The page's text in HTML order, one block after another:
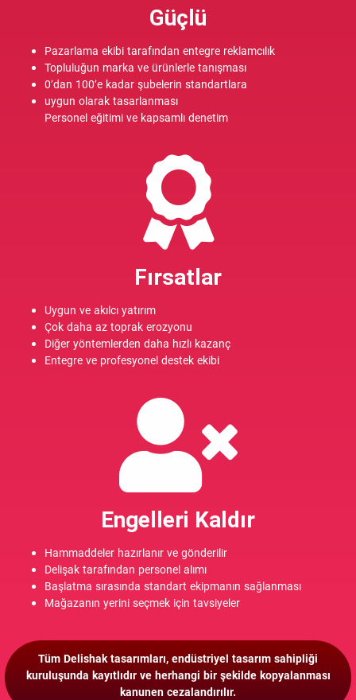
Güçlü
Pazarlama ekibi tarafından entegre reklamcılık
Topluluğun marka ve ürünlerle tanışması
0’dan 100’e kadar şubelerin standartlara
uygun olarak tasarlanması
Personel eğitimi ve kapsamlı denetim
Fırsatlar
Uygun ve akılcı yatırım
Çok daha az toprak erozyonu
Diğer yöntemlerden daha hızlı kazanç
Entegre ve profesyonel destek ekibi
Engelleri Kaldır
Hammaddeler hazırlanır ve gönderilir
Delişak tarafından personel alımı
Başlatma sırasında standart ekipmanın sağlanması
Mağazanın yerini seçmek için tavsiyeler
Tüm Delishak tasarımları, endüstriyel tasarım sahipliği
kuruluşunda kayıtlıdır ve herhangi bir şekilde kopyalanması
kanunen cezalandırılır.